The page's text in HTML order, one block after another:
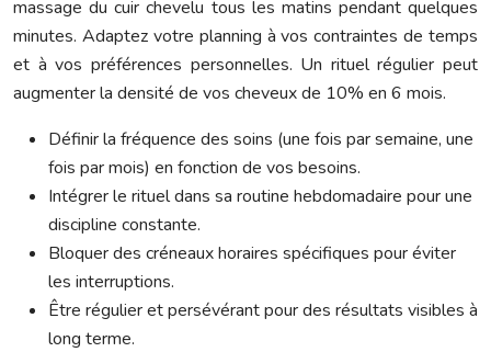
massage du cuir chevelu tous les matins pendant quelques
minutes. Adaptez votre planning à vos contraintes de temps
et à vos préférences personnelles. Un rituel régulier peut
augmenter la densité de vos cheveux de 10% en 6 mois.
Définir la fréquence des soins (une fois par semaine, une
fois par mois) en fonction de vos besoins.
Intégrer le rituel dans sa routine hebdomadaire pour une
discipline constante.
Bloquer des créneaux horaires spécifiques pour éviter
les interruptions.
Être régulier et persévérant pour des résultats visibles à
long terme.